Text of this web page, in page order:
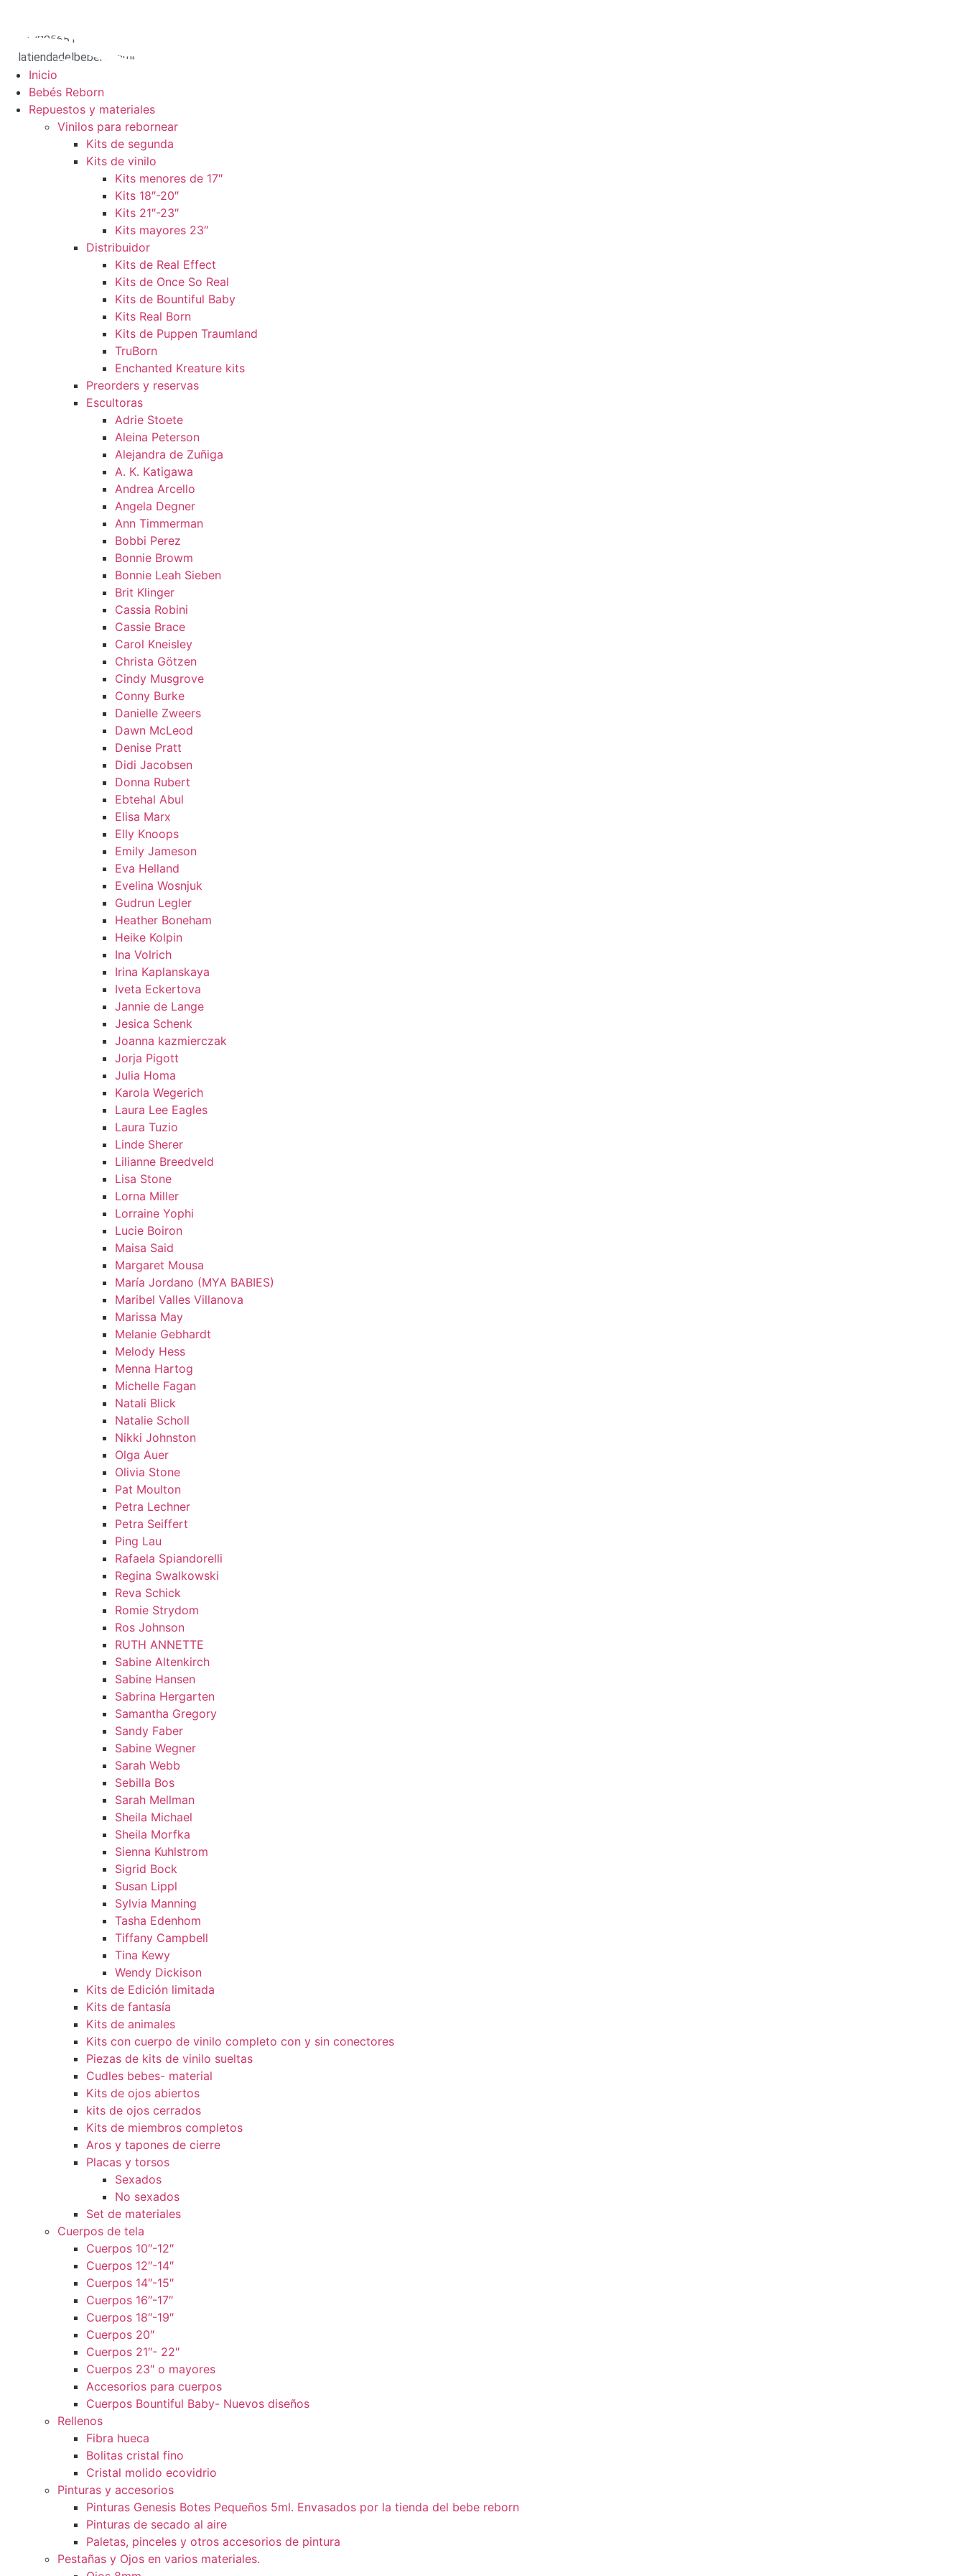
contenido
617805651
latiendadelbebereborn@hotmail.com
Inicio
Bebés Reborn
Repuestos y materiales
Vinilos para rebornear
Kits de segunda
Kits de vinilo
Kits menores de 17″
Kits 18″-20″
Kits 21″-23″
Kits mayores 23″
Distribuidor
Kits de Real Effect
Kits de Once So Real
Kits de Bountiful Baby
Kits Real Born
Kits de Puppen Traumland
TruBorn
Enchanted Kreature kits
Preorders y reservas
Escultoras
Adrie Stoete
Aleina Peterson
Alejandra de Zuñiga
A. K. Katigawa
Andrea Arcello
Angela Degner
Ann Timmerman
Bobbi Perez
Bonnie Browm
Bonnie Leah Sieben
Brit Klinger
Cassia Robini
Cassie Brace
Carol Kneisley
Christa Götzen
Cindy Musgrove
Conny Burke
Danielle Zweers
Dawn McLeod
Denise Pratt
Didi Jacobsen
Donna Rubert
Ebtehal Abul
Elisa Marx
Elly Knoops
Emily Jameson
Eva Helland
Evelina Wosnjuk
Gudrun Legler
Heather Boneham
Heike Kolpin
Ina Volrich
Irina Kaplanskaya
Iveta Eckertova
Jannie de Lange
Jesica Schenk
Joanna kazmierczak
Jorja Pigott
Julia Homa
Karola Wegerich
Laura Lee Eagles
Laura Tuzio
Linde Sherer
Lilianne Breedveld
Lisa Stone
Lorna Miller
Lorraine Yophi
Lucie Boiron
Maisa Said
Margaret Mousa
María Jordano (MYA BABIES)
Maribel Valles Villanova
Marissa May
Melanie Gebhardt
Melody Hess
Menna Hartog
Michelle Fagan
Natali Blick
Natalie Scholl
Nikki Johnston
Olga Auer
Olivia Stone
Pat Moulton
Petra Lechner
Petra Seiffert
Ping Lau
Rafaela Spiandorelli
Regina Swalkowski
Reva Schick
Romie Strydom
Ros Johnson
RUTH ANNETTE
Sabine Altenkirch
Sabine Hansen
Sabrina Hergarten
Samantha Gregory
Sandy Faber
Sabine Wegner
Sarah Webb
Sebilla Bos
Sarah Mellman
Sheila Michael
Sheila Morfka
Sienna Kuhlstrom
Sigrid Bock
Susan Lippl
Sylvia Manning
Tasha Edenhom
Tiffany Campbell
Tina Kewy
Wendy Dickison
Kits de Edición limitada
Kits de fantasía
Kits de animales
Kits con cuerpo de vinilo completo con y sin conectores
Piezas de kits de vinilo sueltas
Cudles bebes- material
Kits de ojos abiertos
kits de ojos cerrados
Kits de miembros completos
Aros y tapones de cierre
Placas y torsos
Sexados
No sexados
Set de materiales
Cuerpos de tela
Cuerpos 10″-12″
Cuerpos 12″-14″
Cuerpos 14″-15″
Cuerpos 16″-17″
Cuerpos 18″-19″
Cuerpos 20″
Cuerpos 21″- 22″
Cuerpos 23″ o mayores
Accesorios para cuerpos
Cuerpos Bountiful Baby- Nuevos diseños
Rellenos
Fibra hueca
Bolitas cristal fino
Cristal molido ecovidrio
Pinturas y accesorios
Pinturas Genesis Botes Pequeños 5ml. Envasados por la tienda del bebe reborn
Pinturas de secado al aire
Paletas, pinceles y otros accesorios de pintura
Pestañas y Ojos en varios materiales.